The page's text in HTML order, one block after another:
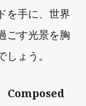
を手に、世界
ごす光景を胸
ょう。
Composed